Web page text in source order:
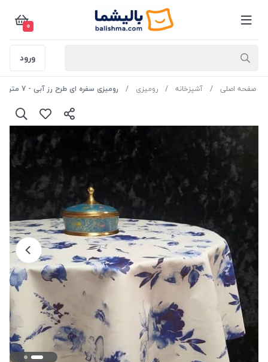
0
ورود
صفحه اصلی آشپزخانه رومیزی رومیزی سفره ای طرح رز آبی - 7 متر